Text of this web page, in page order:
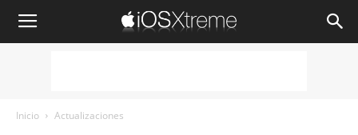
iOSXtreme
Inicio Actualizaciones